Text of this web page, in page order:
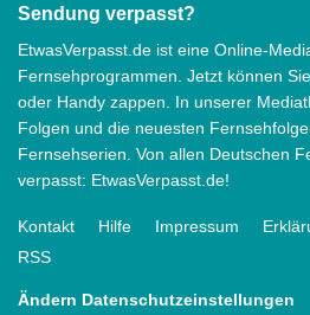
Sendung verpasst?
EtwasVerpasst.de ist eine Online-
Fernsehprogrammen. Jetzt können
oder Handy zappen. In unserer
Folgen und die neuesten
Fernsehserien. Von allen Deutschen
verpasst: EtwasVerpasst.de!
Kontakt Hilfe Impressum
RSS
Ändern Datenschutzeinstellungen